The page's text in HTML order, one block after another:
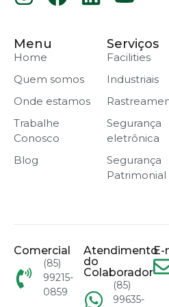
Menu
Home
Quem somos
Onde estamos
Trabalhe
Conosco
Blog
Serviços
Facilities
Industriais
Segurança
eletrônica
Segurança
Patrimonial
Comercial
(85)
99215-
0859
Atendimento
do
Colaborador
(85)
99635-
E-